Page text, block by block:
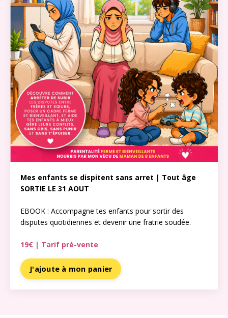
Mes enfants se dispitent sans arret | Tout âge
SORTIE LE 31 AOUT
EBOOK : Accompagne tes enfants pour sortir des
disputes quotidiennes et devenir une fratrie soudée.
19€ | Tarif pré-vente
J'ajoute à mon panier